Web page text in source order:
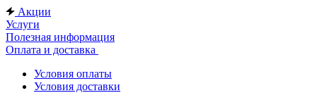
Акции
Услуги
Полезная информация
Оплата и доставка
Условия оплаты
Условия доставки